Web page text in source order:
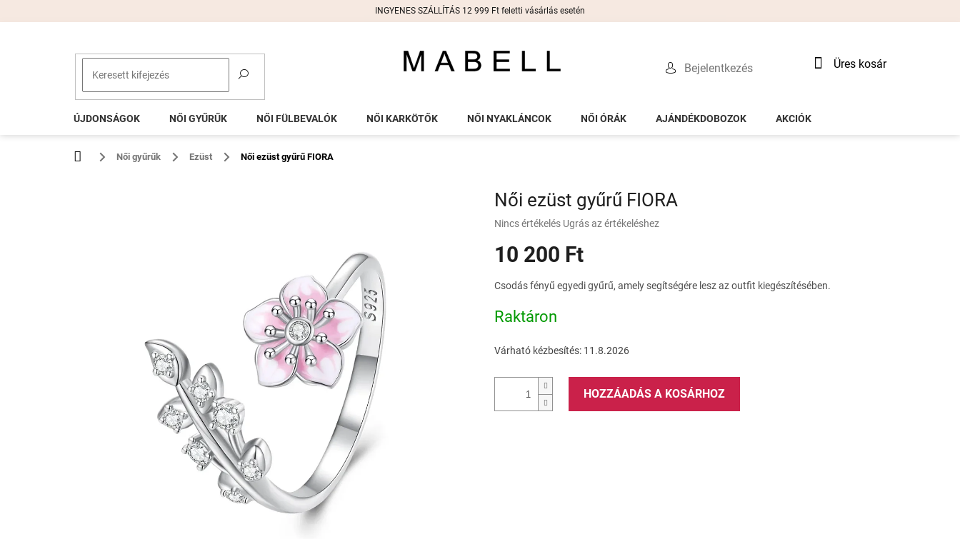
INGYENES SZÁLLÍTÁS 12 999 Ft feletti vásárlás esetén
Bejelentkezés Kosár
Üres kosár
ÚJDONSÁGOK NŐI GYŰRŰK NŐI FÜLBEVALÓK NŐI KARKÖTŐK NŐI NYAKLÁNCOK NŐI ÓRÁK AJÁNDÉKDOBOZOK AKCIÓK
KezdőlapNői gyűrűk Ezüst Női ezüst gyűrű FIORA
Női ezüst gyűrű FIORA
A
átlagos
értékelése
ből
csillag.
Nincs értékelés Ugrás az értékeléshez
10 200 Ft
Csodás fényű egyedi gyűrű, amely segítségére lesz az outfit kiegészítésében.
Raktáron
Várható kézbesítés: 11.8.2026
HOZZÁADÁS A KOSÁRHOZ